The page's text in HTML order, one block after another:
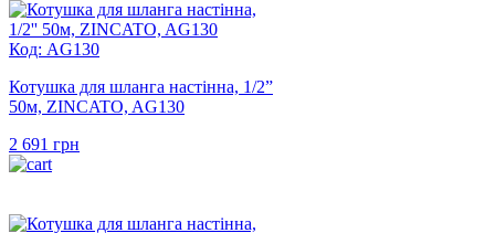
Код: AG130
Котушка для шланга настінна, 1/2”
50м, ZINCATO, AG130
2 691 грн